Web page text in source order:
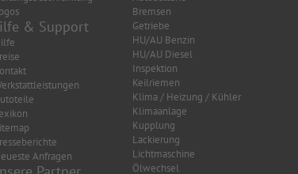
& Support
Anfragen
Bremsen
Getriebe
HU/AU Benzin
HU/AU Diesel
Inspektion
Keilriemen
Klima / Heizung / Kühler
Klimaanlage
Kupplung
Lackierung
Lichtmaschine
Ölwechsel